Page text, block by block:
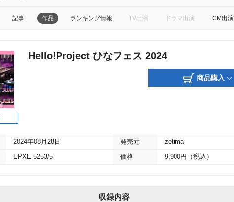
記事 作品 ランキング情報 TV出演 ドラマ出演 CM出演
Hello!Project ひなフェス 2024
商品購入
2024年08月28日 発売元 zetima
EPXE-5253/5 価格 9,900円（税込）
収録内容